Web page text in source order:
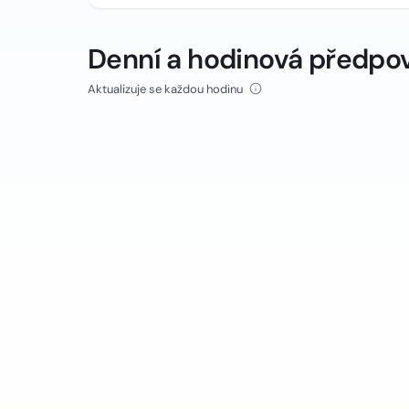
Denní a hodinová
Aktualizuje se každou hodinu